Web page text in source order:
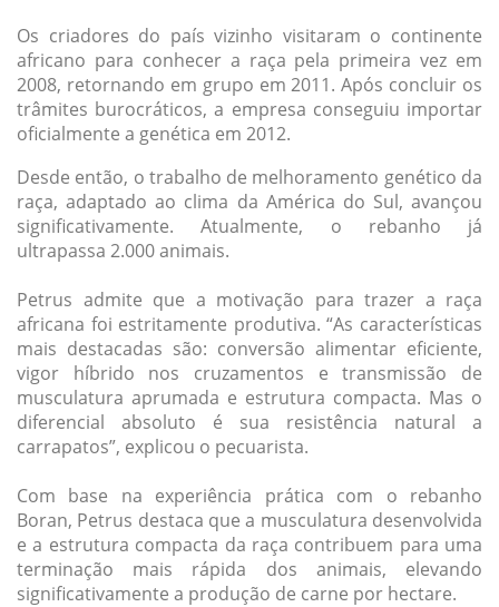
Os criadores do país vizinho visitaram o continente
africano para conhecer a raça pela primeira vez em
2008, retornando em grupo em 2011. Após concluir os
trâmites burocráticos, a empresa conseguiu importar
oficialmente a genética em 2012.
Desde então, o trabalho de melhoramento genético da
raça, adaptado ao clima da América do Sul, avançou
significativamente. Atualmente, o rebanho já
ultrapassa 2.000 animais.
Petrus admite que a motivação para trazer a raça
africana foi estritamente produtiva. “As características
mais destacadas são: conversão alimentar eficiente,
vigor híbrido nos cruzamentos e transmissão de
musculatura aprumada e estrutura compacta. Mas o
diferencial absoluto é sua resistência natural a
carrapatos”, explicou o pecuarista.
Com base na experiência prática com o rebanho
Boran, Petrus destaca que a musculatura desenvolvida
e a estrutura compacta da raça contribuem para uma
terminação mais rápida dos animais, elevando
significativamente a produção de carne por hectare.